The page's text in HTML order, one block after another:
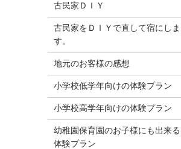
古民家ＤＩＹ
古民家をＤＩＹで直して宿にしま
す。
地元のお客様の感想
小学校低学年向けの体験プラン
小学校高学年向けの体験プラン
幼稚園保育園のお子様にも出来る
体験プラン